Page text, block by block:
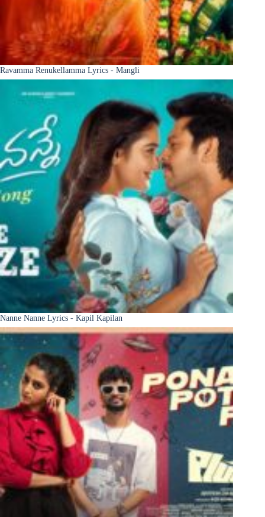
Ravamma Renukellamma Lyrics - Mangli
Nanne Nanne Lyrics - Kapil Kapilan